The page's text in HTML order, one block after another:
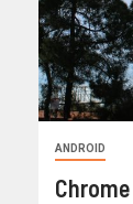
ANDROID